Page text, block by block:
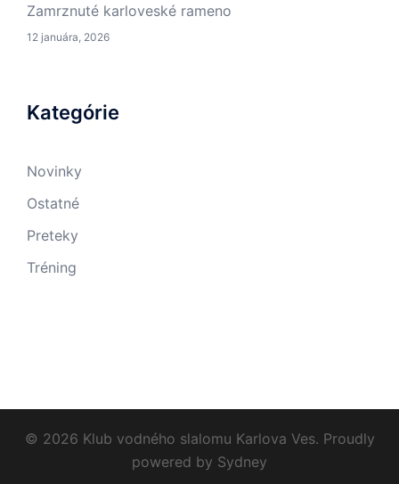
Zamrznuté karloveské rameno
12 januára, 2026
Kategórie
Novinky
Ostatné
Preteky
Tréning
© 2026 Klub vodného slalomu Karlova Ves. Proudly
powered by Sydney